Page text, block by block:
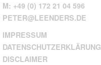
M: +49 (0) 172 21 04 596
PETER@LEENDERS.DE
IMPRESSUM
DATENSCHUTZERKLÄRUNG
DISCLAIMER